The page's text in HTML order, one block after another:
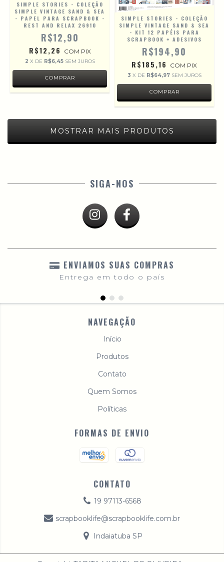
SIMPLE STORIES - COLEÇÃO
SIMPLE VINTAGE SAND & SEA
- PAPEL PARA SCRAPBOOK -
REST AND RELAX 26910
R$12,90
R$12,26 COM PIX
2 X DE R$6,45 SEM JUROS
SIMPLE STORIES - COLEÇÃO
SIMPLE VINTAGE SAND & SEA
- KIT 12 PAPÉIS PARA
SCRAPBOOK + ADESIVOS
R$194,90
R$185,16 COM PIX
3 X DE R$64,97 SEM JUROS
MOSTRAR MAIS PRODUTOS
SIGA-NOS
ENVIAMOS SUAS COMPRAS
Entrega em todo o país
NAVEGAÇÃO
Início
Produtos
Contato
Quem Somos
Políticas
FORMAS DE ENVIO
CONTATO
19 97113-6568
scrapbooklife@scrapbooklife.com.br
Indaiatuba SP